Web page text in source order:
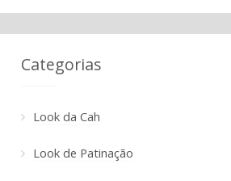
Categorias
Look da Cah
Look de Patinação